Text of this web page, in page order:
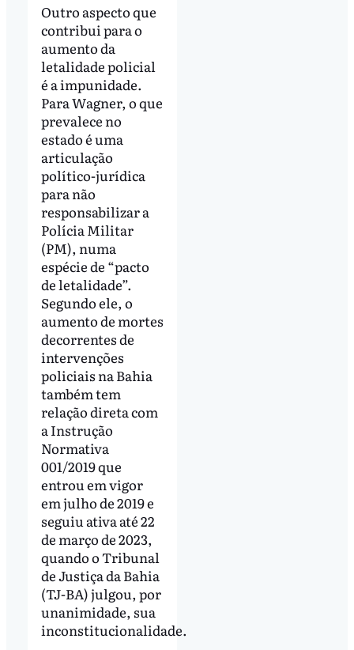
Outro aspecto que
contribui para o
aumento da
letalidade policial
é a impunidade.
Para Wagner, o que
prevalece no
estado é uma
articulação
político-jurídica
para não
responsabilizar a
Polícia Militar
(PM), numa
espécie de “pacto
de letalidade”.
Segundo ele, o
aumento de mortes
decorrentes de
intervenções
policiais na Bahia
também tem
relação direta com
a Instrução
Normativa
001/2019 que
entrou em vigor
em julho de 2019 e
seguiu ativa até 22
de março de 2023,
quando o Tribunal
de Justiça da Bahia
(TJ-BA) julgou, por
unanimidade, sua
inconstitucionalidade.